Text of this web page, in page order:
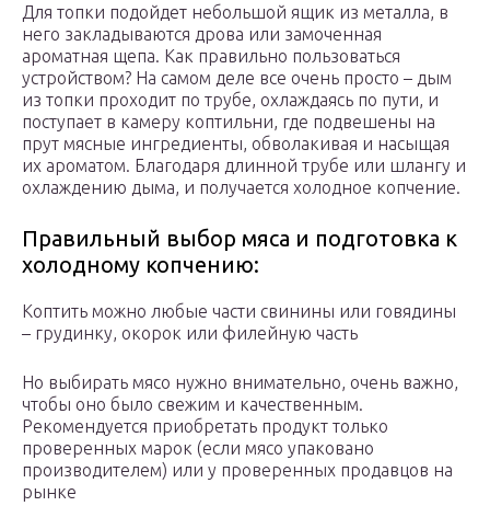
Для топки подойдет небольшой ящик из металла, в
него закладываются дрова или замоченная
ароматная щепа. Как правильно пользоваться
устройством? На самом деле все очень просто – дым
из топки проходит по трубе, охлаждаясь по пути, и
поступает в камеру коптильни, где подвешены на
прут мясные ингредиенты, обволакивая и насыщая
их ароматом. Благодаря длинной трубе или шлангу и
охлаждению дыма, и получается холодное копчение.
Правильный выбор мяса и подготовка к
холодному копчению:
Коптить можно любые части свинины или говядины
– грудинку, окорок или филейную часть
Но выбирать мясо нужно внимательно, очень важно,
чтобы оно было свежим и качественным.
Рекомендуется приобретать продукт только
проверенных марок (если мясо упаковано
производителем) или у проверенных продавцов на
рынке